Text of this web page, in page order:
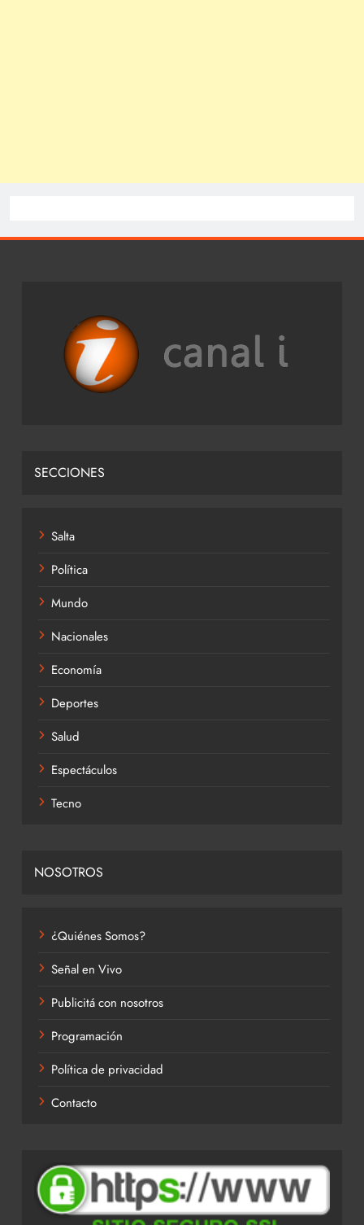
SECCIONES
Salta
Política
Mundo
Nacionales
Economía
Deportes
Salud
Espectáculos
Tecno
NOSOTROS
¿Quiénes Somos?
Señal en Vivo
Publicitá con nosotros
Programación
Política de privacidad
Contacto